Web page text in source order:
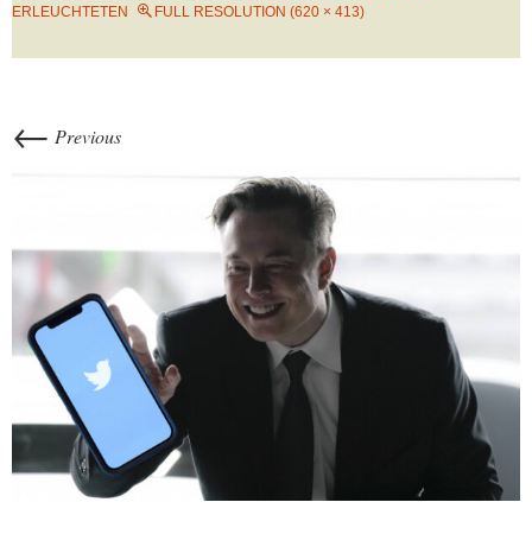
ERLEUCHTETEN
FULL RESOLUTION (620 × 413)
← Previous